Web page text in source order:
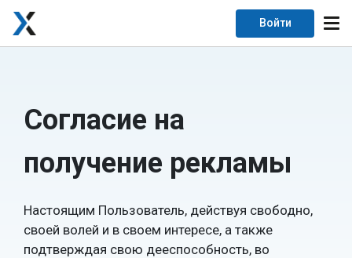
Войти
Согласие на
получение рекламы
Настоящим Пользователь, действуя свободно,
своей волей и в своем интересе, а также
подтверждая свою дееспособность, во